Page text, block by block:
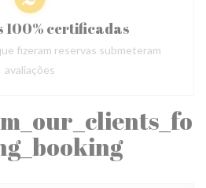
100% certificadas
fizeram reservas submeteram
avaliações